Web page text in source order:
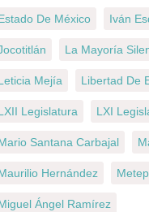
De México Iván
La Mayoría
Mejía Libertad De
Legislatura LXI
Santana Carbajal
Hernández
Ángel Ramírez